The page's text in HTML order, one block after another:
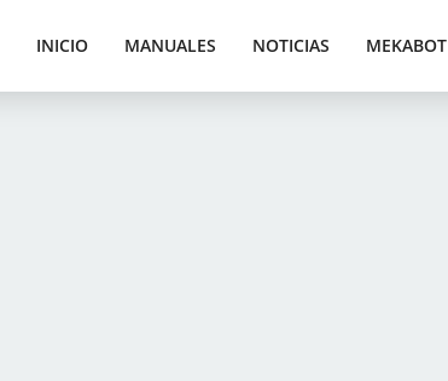
INICIO MANUALES NOTICIAS MEKABOT